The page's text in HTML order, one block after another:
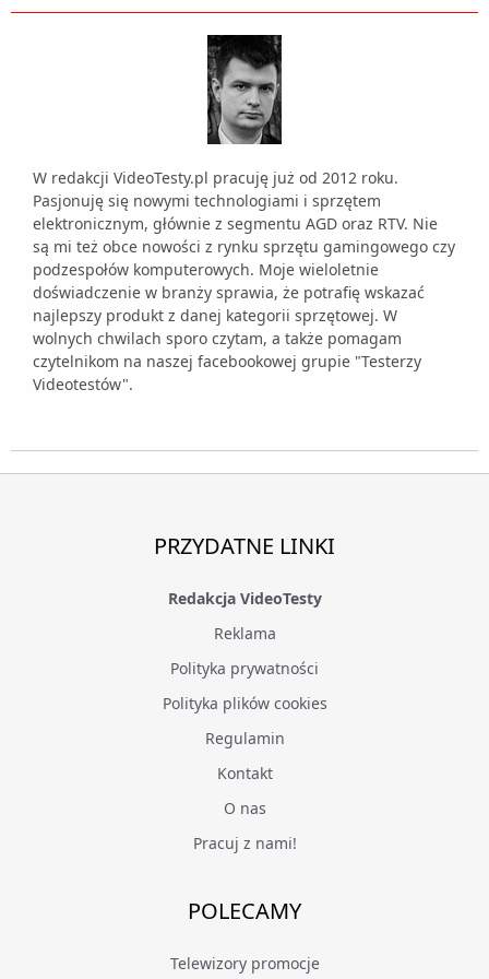
W redakcji VideoTesty.pl pracuję już od 2012 roku.
Pasjonuję się nowymi technologiami i sprzętem
elektronicznym, głównie z segmentu AGD oraz RTV. Nie
są mi też obce nowości z rynku sprzętu gamingowego czy
podzespołów komputerowych. Moje wieloletnie
doświadczenie w branży sprawia, że potrafię wskazać
najlepszy produkt z danej kategorii sprzętowej. W
wolnych chwilach sporo czytam, a także pomagam
czytelnikom na naszej facebookowej grupie "Testerzy
Videotestów".
PRZYDATNE LINKI
Redakcja VideoTesty
Reklama
Polityka prywatności
Polityka plików cookies
Regulamin
Kontakt
O nas
Pracuj z nami!
POLECAMY
Telewizory promocje